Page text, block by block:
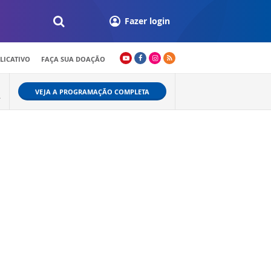
Fazer login
FAÇA SUA DOAÇÃO
VEJA A PROGRAMAÇÃO COMPLETA